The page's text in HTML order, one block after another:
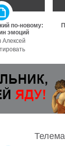
по-новому:
эмоций
Алексей